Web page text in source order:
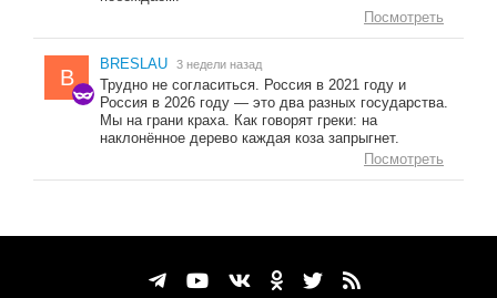
Посмотреть
B
BRESLAU 3 недели назад
Трудно не согласиться. Россия в 2021 году и
Россия в 2026 году — это два разных государства.
Мы на грани краха. Как говорят греки: на
наклонённое дерево каждая коза запрыгнет.
Посмотреть